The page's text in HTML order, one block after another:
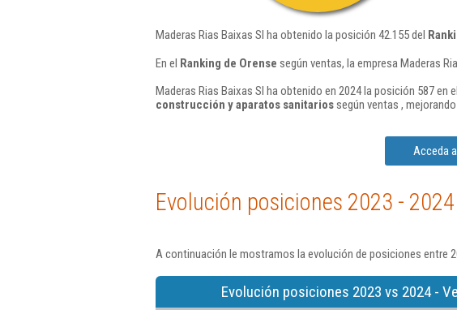
Maderas Rias Baixas Sl ha obtenido la posición 42.155 del
En el Ranking de Orense según ventas, la empresa Maderas
Maderas Rias Baixas Sl ha obtenido en 2024 la posición 587 en el
construcción y aparatos sanitariossegún ventas ,
Acceda
Evolución posiciones 2023 - 2024
A continuación le mostramos la evolución de posiciones entre
Evolución posiciones 2023 vs 2024 -